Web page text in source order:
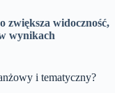
zwiększa widoczność,
wynikach
i tematyczny?